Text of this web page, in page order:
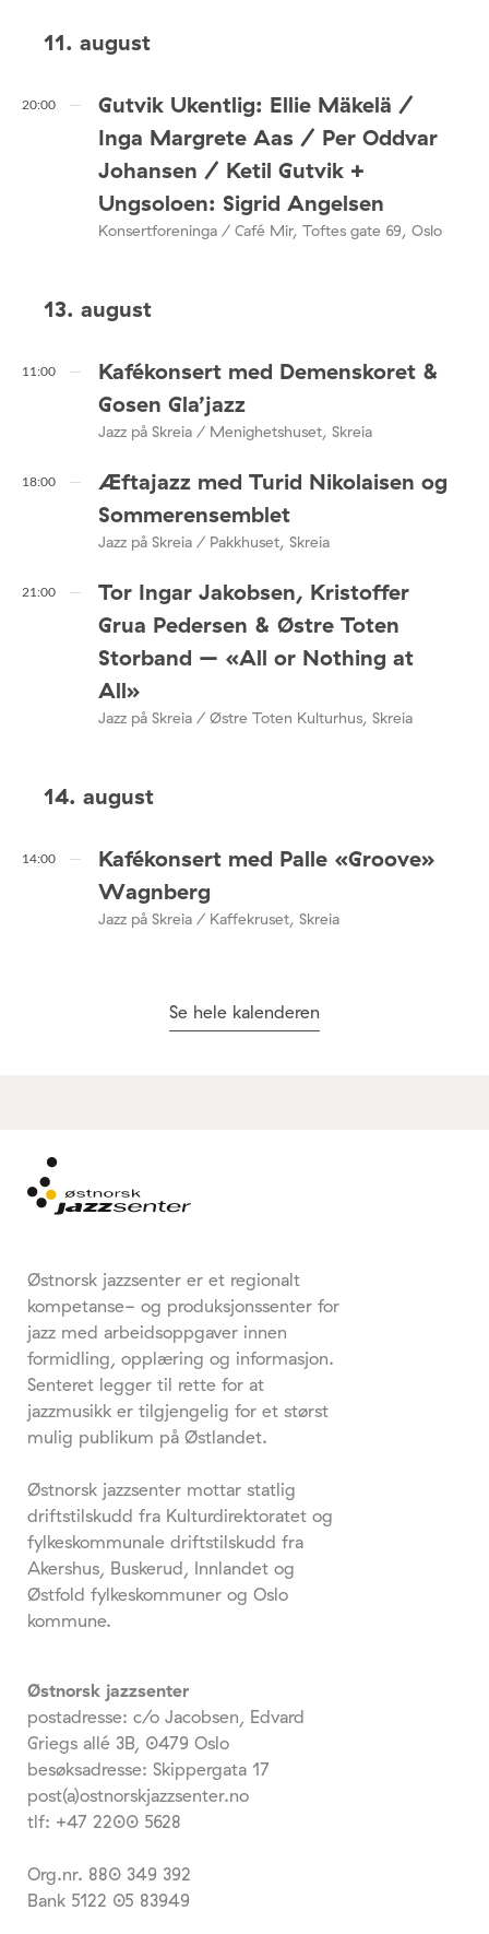
11. august
20:00
Gutvik Ukentlig: Ellie Mäkelä /
Inga Margrete Aas / Per Oddvar
Johansen / Ketil Gutvik +
Ungsoloen: Sigrid Angelsen
Konsertforeninga / Café Mir, Toftes gate 69, Oslo
13. august
11:00
Kafékonsert med Demenskoret &
Gosen Gla’jazz
Jazz på Skreia / Menighetshuset, Skreia
18:00
Æftajazz med Turid Nikolaisen og
Sommerensemblet
Jazz på Skreia / Pakkhuset, Skreia
21:00
Tor Ingar Jakobsen, Kristoffer
Grua Pedersen & Østre Toten
Storband – «All or Nothing at
All»
Jazz på Skreia / Østre Toten Kulturhus, Skreia
14. august
14:00
Kafékonsert med Palle «Groove»
Wagnberg
Jazz på Skreia / Kaffekruset, Skreia
Se hele kalenderen
Østnorsk jazzsenter er et regionalt
kompetanse- og produksjonssenter for
jazz med arbeidsoppgaver innen
formidling, opplæring og informasjon.
Senteret legger til rette for at
jazzmusikk er tilgjengelig for et størst
mulig publikum på Østlandet.
Østnorsk jazzsenter mottar statlig
driftstilskudd fra Kulturdirektoratet og
fylkeskommunale driftstilskudd fra
Akershus, Buskerud, Innlandet og
Østfold fylkeskommuner og Oslo
kommune.
Østnorsk jazzsenter
postadresse: c/o Jacobsen, Edvard
Griegs allé 3B, 0479 Oslo
besøksadresse: Skippergata 17
post(a)ostnorskjazzsenter.no
tlf: +47 2200 5628
Org.nr. 880 349 392
Bank 5122 05 83949